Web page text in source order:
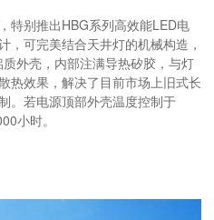
特别推出HBG系列高效能LED电
，可完美结合天井灯的机械构造，
外壳，内部注满导热矽胶，与灯
热效果，解决了目前市场上旧式长
。若电源顶部外壳温度控制于
小时。